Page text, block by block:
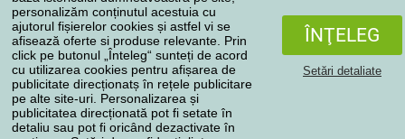
personalizăm conținutul acestuia cu
ajutorul fișierelor cookies și astfel vi se
afisează oferte si produse relevante. Prin
click pe butonul „Înteleg“ sunteți de acord
cu utilizarea cookies pentru afișarea de
publicitate direcționatș în rețele publicitare
pe alte site-uri. Personalizarea și
publicitatea direcționată pot fi setate în
detaliu sau pot fi oricând dezactivate în
ÎNŢELEG
Setări detaliate
Metode de transport
Metode de plată
Magazin de încredere